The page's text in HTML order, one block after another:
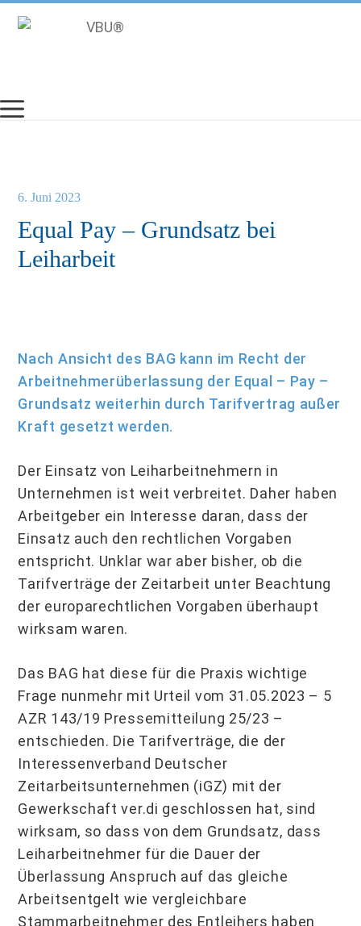
Inhalt
Equal Pay – Grundsatz bei
Leiharbeit
6. Juni 2023
Nach Ansicht des BAG kann im Recht der
Arbeitnehmerüberlassung der Equal – Pay –
Grundsatz weiterhin durch Tarifvertrag außer
Kraft gesetzt werden.
Der Einsatz von Leiharbeitnehmern in
Unternehmen ist weit verbreitet. Daher haben
Arbeitgeber ein Interesse daran, dass der
Einsatz auch den rechtlichen Vorgaben
entspricht. Unklar war aber bisher, ob die
Tarifverträge der Zeitarbeit unter Beachtung
der europarechtlichen Vorgaben überhaupt
wirksam waren.
Das BAG hat diese für die Praxis wichtige
Frage nunmehr mit Urteil vom 31.05.2023 – 5
AZR 143/19 Pressemitteilung 25/23 –
entschieden. Die Tarifverträge, die der
Interessenverband Deutscher
Zeitarbeitsunternehmen (iGZ) mit der
Gewerkschaft ver.di geschlossen hat, sind
wirksam, so dass von dem Grundsatz, dass
Leiharbeitnehmer für die Dauer der
Überlassung Anspruch auf das gleiche
Arbeitsentgelt wie vergleichbare
Stammarbeitnehmer des Entleihers haben